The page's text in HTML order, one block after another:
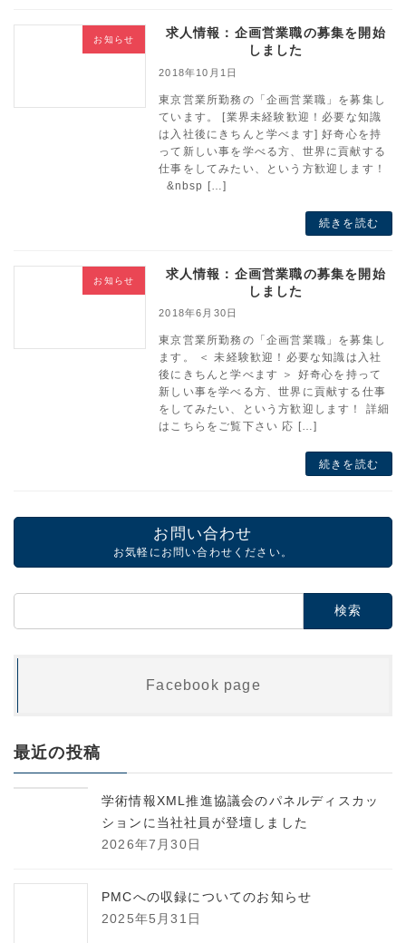
お知らせ
求人情報：企画営業職の募集を開始
しました
2018年10月1日
東京営業所勤務の「企画営業職」を募集し
ています。 [業界未経験歓迎！必要な知識
は入社後にきちんと学べます] 好奇心を持
って新しい事を学べる方、世界に貢献する
仕事をしてみたい、という方歓迎します！
&nbsp […]
続きを読む
お知らせ
求人情報：企画営業職の募集を開始
しました
2018年6月30日
東京営業所勤務の「企画営業職」を募集し
ます。 ＜ 未経験歓迎！必要な知識は入社
後にきちんと学べます ＞ 好奇心を持って
新しい事を学べる方、世界に貢献する仕事
をしてみたい、という方歓迎します！ 詳細
はこちらをご覧下さい 応 […]
続きを読む
お問い合わせ
お気軽にお問い合わせください。
索:
Facebook page
最近の投稿
学術情報XML推進協議会のパネルディスカッ
ションに当社社員が登壇しました
2026年7月30日
PMCへの収録についてのお知らせ
2025年5月31日